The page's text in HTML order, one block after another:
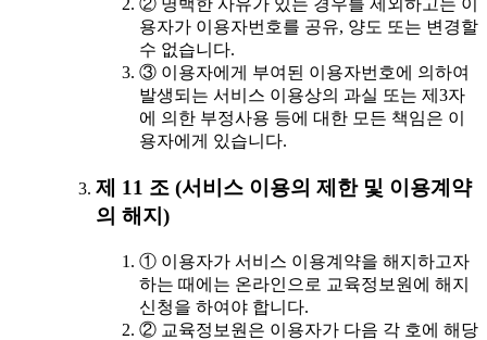
② 명백한 사유가 있는 경우를 제외하고는 이
용자가 이용자번호를 공유, 양도 또는 변경할
수 없습니다.
③ 이용자에게 부여된 이용자번호에 의하여
발생되는 서비스 이용상의 과실 또는 제3자
에 의한 부정사용 등에 대한 모든 책임은 이
용자에게 있습니다.
제 11 조 (서비스 이용의 제한 및 이용계약
의 해지)
① 이용자가 서비스 이용계약을 해지하고자
하는 때에는 온라인으로 교육정보원에 해지
신청을 하여야 합니다.
② 교육정보원은 이용자가 다음 각 호에 해당